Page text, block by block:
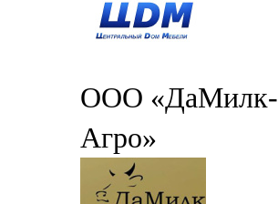
ООО «ДаМилк-
Агро»